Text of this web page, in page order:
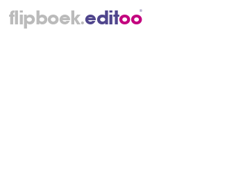
flipboek.editoo®